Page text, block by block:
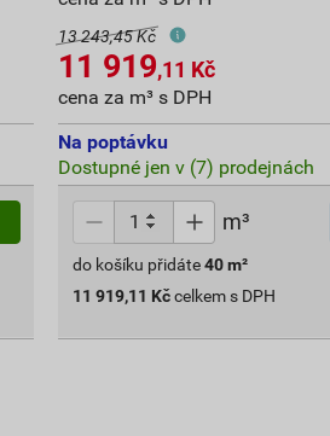
13 243,45 Kč
11 919,11 Kč
cena za m³ s DPH
Na poptávku
Dostupné jen v (7) prodejnách
m³
do košíku přidáte40m²
11 919,11 Kčcelkem s DPH